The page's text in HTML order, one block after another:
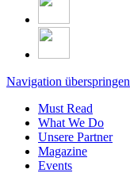
Navigation überspringen
Must Read
What We Do
Unsere Partner
Magazine
Events